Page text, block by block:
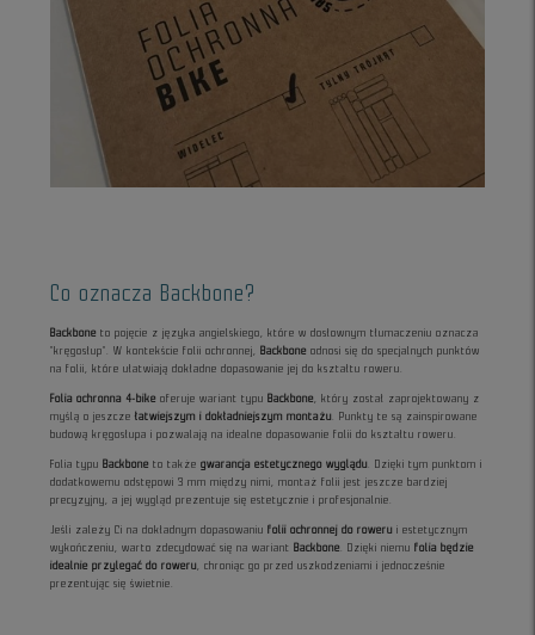
Co oznacza Backbone?
Backbone to pojęcie z języka angielskiego, które w dosłownym tłumaczeniu oznacza
"kręgosłup". W kontekście folii ochronnej, Backbone odnosi się do specjalnych punktów
na folii, które ułatwiają dokładne dopasowanie jej do kształtu roweru.
Folia ochronna 4-bike oferuje wariant typu Backbone
, który został zaprojektowany z
myślą o jeszcze łatwiejszym i dokładniejszym montażu
. Punkty te są zainspirowane
budową kręgosłupa i pozwalają na idealne dopasowanie folii do kształtu roweru.
Folia typu Backbone to takżegwarancja estetycznego wyglądu
. Dzięki tym punktom i
dodatkowemu odstępowi 3 mm między nimi, montaż folii jest jeszcze bardziej
precyzyjny, a jej wygląd prezentuje się estetycznie i profesjonalnie.
Jeśli zależy Ci na dokładnym dopasowaniu folii ochronnej do roweru i estetycznym
wykończeniu, warto zdecydować się na wariant Backbone . Dzięki niemu folia będzie
idealnie przylegać do roweru
, chroniąc go przed uszkodzeniami i jednocześnie
prezentując się świetnie.